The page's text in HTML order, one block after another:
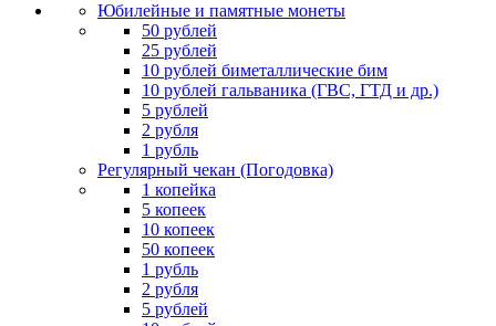
Юбилейные и памятные монеты
50 рублей
25 рублей
10 рублей биметаллические бим
10 рублей гальваника (ГВС, ГТД и др.)
5 рублей
2 рубля
1 рубль
Регулярный чекан (Погодовка)
1 копейка
5 копеек
10 копеек
50 копеек
1 рубль
2 рубля
5 рублей